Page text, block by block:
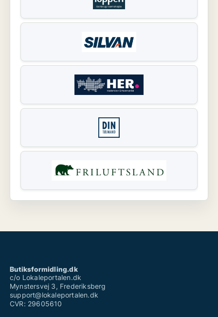
Butiksformidling.dk
c/o Lokaleportalen.dk
Mynstersvej 3, Frederiksberg
support@lokaleportalen.dk
CVR: 29605610